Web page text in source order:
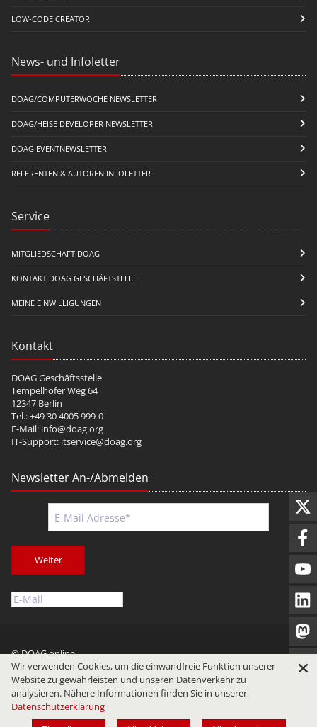
LOW-CODE CREATOR
News- und Infoletter
DOAG/COMPUTERWOCHE NEWSLETTER
DOAG/HEISE DEVELOPER NEWSLETTER
DOAG EVENTNEWSLETTER
REFERENTEN & AUTOREN INFOLETTER
Service
MITGLIEDSCHAFT DOAG
KONTAKT DOAG GESCHÄFTSTELLE
MEINE EINWILLIGUNGEN
Kontakt
DOAG Geschäftsstelle
Tempelhofer Weg 64
12347 Berlin
Tel.: +49 30 4005 999-0
E-Mail: info@doag.org
IT-Support: itservice@doag.org
Newsletter An-/Abmelden
Weiter
© DOAG online
Impressum
Datenschutz Nutzungsbedingungen
Wir verwenden Cookies, um die einwandfreie Funktion unserer
Website zu gewährleisten und unseren Datenverkehr zu
analysieren. Nähere Informationen finden Sie in unserer
Datenschutzerklärung